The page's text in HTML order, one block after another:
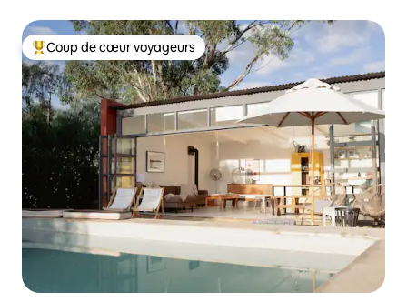
Coups de cœur voyageurs les plus appréciés
Coup de cœur voyageurs